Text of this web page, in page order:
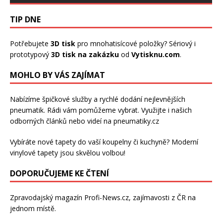
TIP DNE
Potřebujete 3D tisk pro mnohatisícové položky? Sériový i
prototypový 3D tisk na zakázku od Vytisknu.com.
MOHLO BY VÁS ZAJÍMAT
Nabízíme špičkové služby a rychlé dodánínejlevnějších
pneumatik. Rádi vám pomůžeme vybrat. Využijte i našich
odborných článků nebo videí na pneumatiky.cz
Vybíráte nové tapety do vaší koupelny či kuchyně? Moderní
vinylové tapety jsou skvělou volbou!
DOPORUČUJEME KE ČTENÍ
Zpravodajský magazín Profi-News.cz, zajímavosti z ČR na
jednom místě.